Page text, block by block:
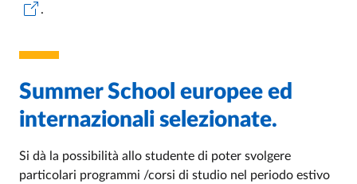
.
Summer School europee ed
internazionali selezionate.
Si dà la possibilità allo studente di poter svolgere
particolari programmi /corsi di studio nel periodo estivo